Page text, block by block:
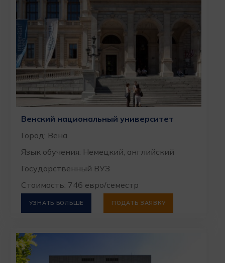
Венский национальный университет
Город: Вена
Язык обучения: Немецкий, английский
Государственный ВУЗ
Стоимость: 746 евро/семестр
УЗНАТЬ БОЛЬШЕ ПОДАТЬ ЗАЯВКУ